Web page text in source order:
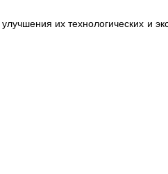
их технологических и